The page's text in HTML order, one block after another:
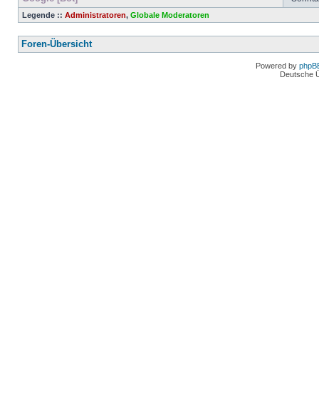
Legende :: Administratoren, Globale Moderatoren
Foren-Übersicht
Powered by
Deutsche